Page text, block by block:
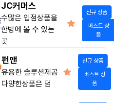
JC커머스
수많은 입점상품을
한방에 볼 수 있는
곳
신규 상품
베스트 상
품
펀앤
유용한 솔루션제공
다양한상품은 덤
신규 상품
베스트 상
품